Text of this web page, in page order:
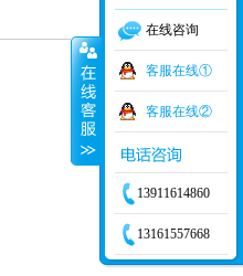
在线咨询
客服在线①
客服在线②
13911614860
13161557668